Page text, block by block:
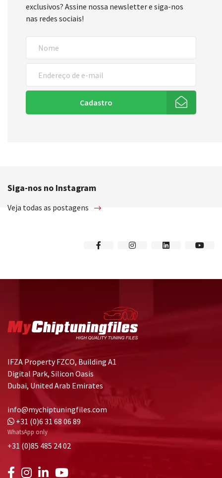
exclusivos? Assine nossa newsletter e siga-nos
nas redes sociais!
Cadastro
Siga-nos no Instagram
Veja todas as postagens
IFZA Property FZCO, Building A1
Digital Park, Silicon Oasis
Dubai, United Arab Emirates
info@mychiptuningfiles.com
+31 (0)6 31 68 06 89
WhatsApp only
+31 (0)85 485 24 02